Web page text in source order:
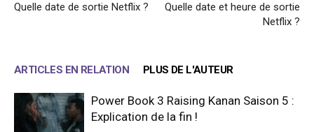
Quelle date de sortie Netflix ?
Quelle date et heure de sortie
Netflix ?
ARTICLES EN RELATION PLUS DE L'AUTEUR
Power Book 3 Raising Kanan Saison 5 :
Explication de la fin !